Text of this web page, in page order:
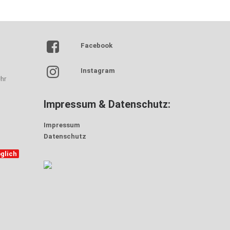
Facebook
Instagram
Impressum & Datenschutz:
Impressum
Datenschutz